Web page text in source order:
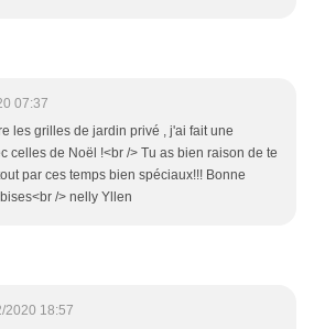
07:37
les grilles de jardin privé , j'ai fait une
celles de Noël !<br /> Tu as bien raison de te
par ces temps bien spéciaux!!! Bonne
/> nelly Yllen
2020 18:57